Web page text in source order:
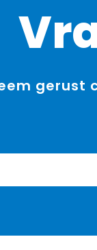
gerust